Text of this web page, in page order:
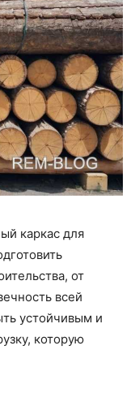
каркас для
от
всей
устойчивым и
которую